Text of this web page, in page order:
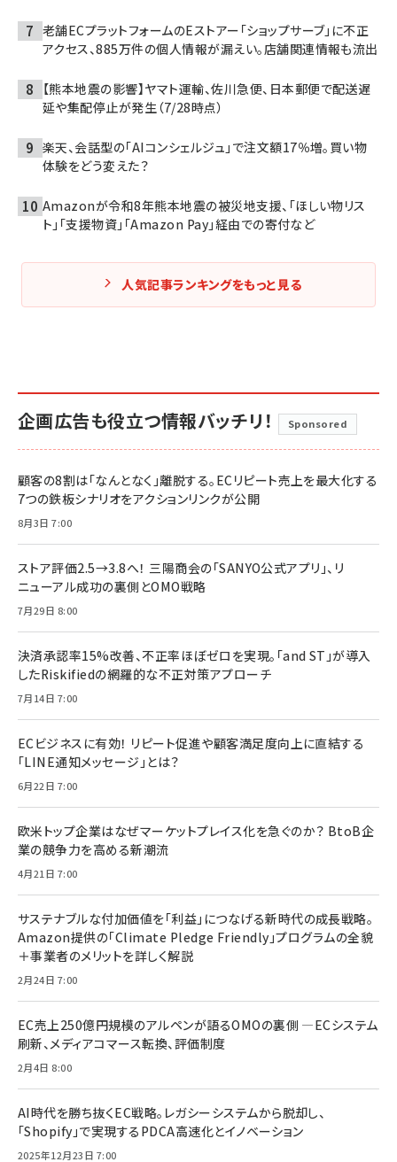
老舗ECプラットフォームのEストアー「ショップサーブ」に不正
アクセス、885万件の個人情報が漏えい。店舗関連情報も流出
【熊本地震の影響】ヤマト運輸、佐川急便、日本郵便で配送遅
延や集配停止が発生（7/28時点）
楽天、会話型の「AIコンシェルジュ」で注文額17％増。買い物
体験をどう変えた？
Amazonが令和8年熊本地震の被災地支援、「ほしい物リス
ト」「支援物資」「Amazon Pay」経由での寄付など
人気記事ランキングをもっと見る
企画広告も役立つ情報バッチリ！ Sponsored
顧客の8割は「なんとなく」離脱する。ECリピート売上を最大化する
7つの鉄板シナリオをアクションリンクが公開
8月3日 7:00
ストア評価2.5→3.8へ！ 三陽商会の「SANYO公式アプリ」、リ
ニューアル成功の裏側とOMO戦略
7月29日 8:00
決済承認率15%改善、不正率ほぼゼロを実現。「and ST」が導入
したRiskifiedの網羅的な不正対策アプローチ
7月14日 7:00
ECビジネスに有効！ リピート促進や顧客満足度向上に直結する
「LINE通知メッセージ」とは？
6月22日 7:00
欧米トップ企業はなぜマーケットプレイス化を急ぐのか？ BtoB企
業の競争力を高める新潮流
4月21日 7:00
サステナブルな付加価値を「利益」につなげる新時代の成長戦略。
Amazon提供の「Climate Pledge Friendly」プログラムの全貌
＋事業者のメリットを詳しく解説
2月24日 7:00
EC売上250億円規模のアルペンが語るOMOの裏側 ―ECシステム
刷新、メディアコマース転換、評価制度
2月4日 8:00
AI時代を勝ち抜くEC戦略。レガシーシステムから脱却し、
「Shopify」で実現するPDCA高速化とイノベーション
2025年12月23日 7:00